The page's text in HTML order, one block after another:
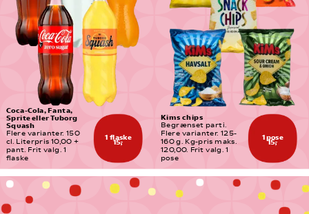
1 flaske
15,-
Coca-Cola, Fanta,
Sprite eller Tuborg
Squash
Flere varianter. 150
cl. Literpris 10,00 +
pant. Frit valg. 1
flaske
1 pose
15,-
Kims chips
Begrænset parti.
Flere varianter. 125-
160 g. Kg-pris maks.
120,00. Frit valg. 1
pose